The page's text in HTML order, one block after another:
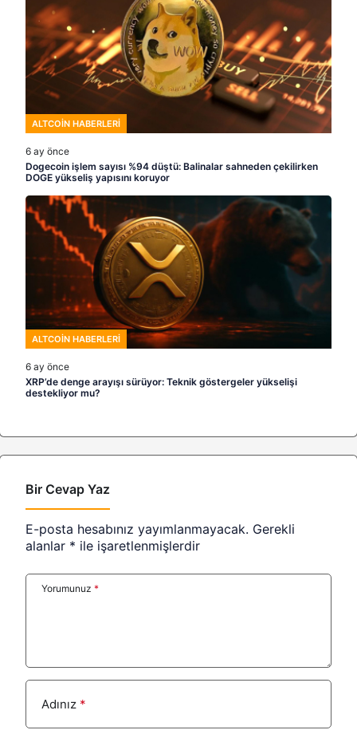
ALTCOIN HABERLERI
6 ay önce
Dogecoin işlem sayısı %94 düştü: Balinalar sahneden çekilirken
DOGE yükseliş yapısını koruyor
ALTCOIN HABERLERI
6 ay önce
XRP’de denge arayışı sürüyor: Teknik göstergeler yükselişi
destekliyor mu?
Bir Cevap Yaz
E-posta hesabınız yayımlanmayacak. Gerekli
alanlar * ile işaretlenmişlerdir
Yorumunuz *
Adınız *